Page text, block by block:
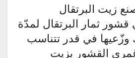
زيت البرتقال
ثمار البرتقال لمدّة
وزّعيها في قدر تتناسب
القشور بزيت